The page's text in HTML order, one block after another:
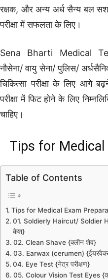
रक्षक, और अन्य अर्ध सैन्य बल
परीक्षा में सफलता के लिए।
Sena Bharti Medical
नौसेना/ वायु सेना/ पुलिस/
चिकित्सा परीक्षा के लिए आगे
परीक्षा में फिट होने के लिए
चाहिए।
Tips for Medical
Table of Contents
Tips for Medical Exam
01. Soldierly Haircut/ Soldier
केश}
02. Clean Shave {क्लीन शेव}
03. Earwax (cerumen)
04. Eye Test {नेत्र परीक्षण}
05. Colour Vision Test Eyes